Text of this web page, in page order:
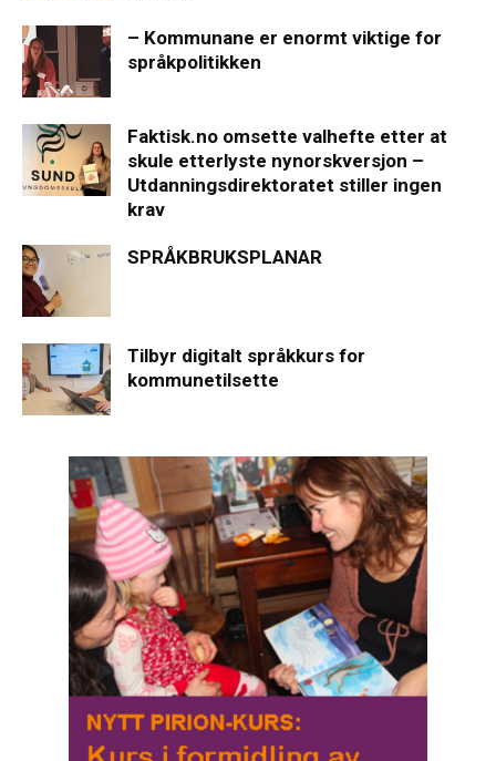
– Kommunane er enormt viktige for
språkpolitikken
Faktisk.no omsette valhefte etter at
skule etterlyste nynorskversjon –
Utdanningsdirektoratet stiller ingen
krav
SPRÅKBRUKSPLANAR
Tilbyr digitalt språkkurs for
kommunetilsette